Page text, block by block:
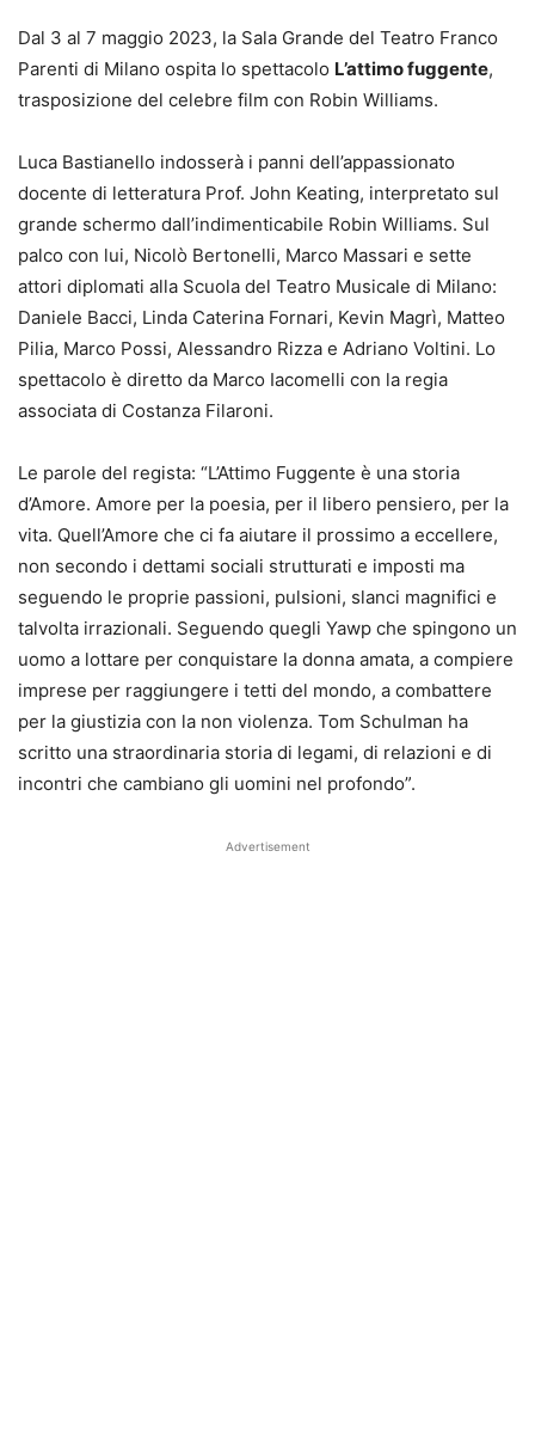
Dal 3 al 7 maggio 2023, la Sala Grande del Teatro Franco
Parenti di Milano ospita lo spettacolo L’attimo fuggente,
trasposizione del celebre film con Robin Williams.
Luca Bastianello indosserà i panni dell’appassionato
docente di letteratura Prof. John Keating, interpretato sul
grande schermo dall’indimenticabile Robin Williams. Sul
palco con lui, Nicolò Bertonelli, Marco Massari e sette
attori diplomati alla Scuola del Teatro Musicale di Milano:
Daniele Bacci, Linda Caterina Fornari, Kevin Magrì, Matteo
Pilia, Marco Possi, Alessandro Rizza e Adriano Voltini. Lo
spettacolo è diretto da Marco Iacomelli con la regia
associata di Costanza Filaroni.
Le parole del regista: “L’Attimo Fuggente è una storia
d’Amore. Amore per la poesia, per il libero pensiero, per la
vita. Quell’Amore che ci fa aiutare il prossimo a eccellere,
non secondo i dettami sociali strutturati e imposti ma
seguendo le proprie passioni, pulsioni, slanci magnifici e
talvolta irrazionali. Seguendo quegli Yawp che spingono un
uomo a lottare per conquistare la donna amata, a compiere
imprese per raggiungere i tetti del mondo, a combattere
per la giustizia con la non violenza. Tom Schulman ha
scritto una straordinaria storia di legami, di relazioni e di
incontri che cambiano gli uomini nel profondo”.
Advertisement